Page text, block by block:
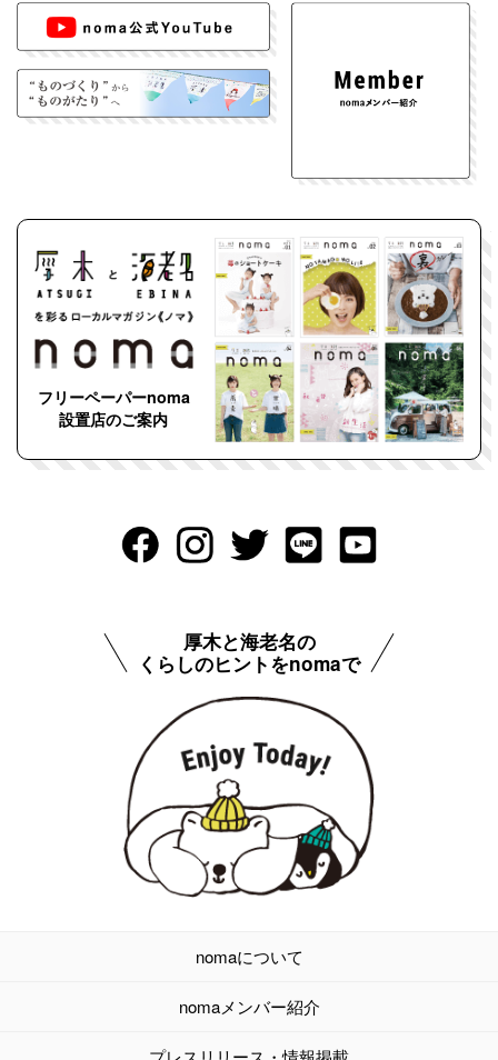
フリーペーパーnoma
設置店のご案内
厚木と海老名の
くらしのヒントをnomaで
nomaについて
nomaメンバー紹介